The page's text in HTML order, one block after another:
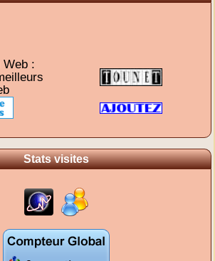
Stats visites